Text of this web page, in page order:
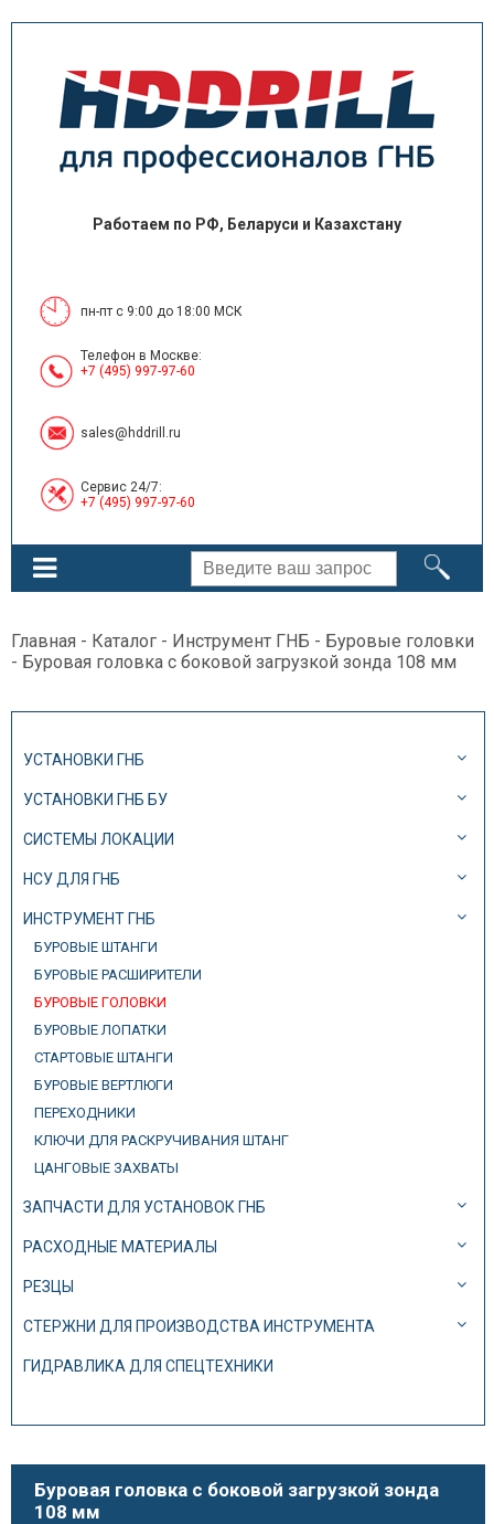
Работаем по РФ, Беларуси и Казахстану
пн-пт с 9:00 до 18:00 МСК
Телефон в Москве:
+7 (495) 997-97-60
sales@hddrill.ru
Сервис 24/7:
+7 (495) 997-97-60
Главная - Каталог - Инструмент ГНБ - Буровые головки
- Буровая головка с боковой загрузкой зонда 108 мм
УСТАНОВКИ ГНБ
УСТАНОВКИ ГНБ БУ
СИСТЕМЫ ЛОКАЦИИ
НСУ ДЛЯ ГНБ
ИНСТРУМЕНТ ГНБ
БУРОВЫЕ ШТАНГИ
БУРОВЫЕ РАСШИРИТЕЛИ
БУРОВЫЕ ГОЛОВКИ
БУРОВЫЕ ЛОПАТКИ
СТАРТОВЫЕ ШТАНГИ
БУРОВЫЕ ВЕРТЛЮГИ
ПЕРЕХОДНИКИ
КЛЮЧИ ДЛЯ РАСКРУЧИВАНИЯ ШТАНГ
ЦАНГОВЫЕ ЗАХВАТЫ
ЗАПЧАСТИ ДЛЯ УСТАНОВОК ГНБ
РАСХОДНЫЕ МАТЕРИАЛЫ
РЕЗЦЫ
СТЕРЖНИ ДЛЯ ПРОИЗВОДСТВА ИНСТРУМЕНТА
ГИДРАВЛИКА ДЛЯ СПЕЦТЕХНИКИ
Буровая головка с боковой загрузкой зонда
108 мм